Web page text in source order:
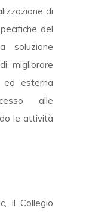
di
del
soluzione
migliorare
ed esterna
alle
le attività
il Collegio